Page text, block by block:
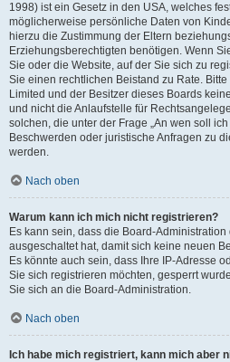
1998) ist ein Gesetz in den USA, welches
möglicherweise persönliche Daten von
hierzu die Zustimmung der Eltern
Erziehungsberechtigten benötigen. Wenn
Sie oder die Website, auf der Sie sich zu
Sie einen rechtlichen Beistand zu Rate.
Limited und der Besitzer dieses Boards
und nicht die Anlaufstelle für
solchen, die unter der Frage „An wen soll
Beschwerden oder juristische Anfragen zu
werden.
Nach oben
Warum kann ich mich nicht registrieren?
Es kann sein, dass die Board-
ausgeschaltet hat, damit sich keine neuen
Es könnte auch sein, dass Ihre IP-Adresse
Sie sich registrieren möchten, gesperrt
Sie sich an die Board-Administration.
Nach oben
Ich habe mich registriert, kann mich aber